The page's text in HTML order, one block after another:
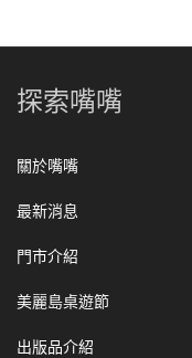
探索嘴嘴
關於嘴嘴
最新消息
門市介紹
美麗島桌遊節
出版品介紹